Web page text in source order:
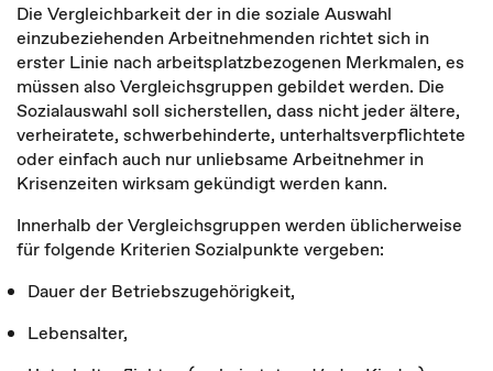
Die Vergleichbarkeit der in die soziale Auswahl
einzubeziehenden Arbeitnehmenden richtet sich in
erster Linie nach arbeitsplatzbezogenen Merkmalen, es
müssen also Vergleichsgruppen gebildet werden. Die
Sozialauswahl soll sicherstellen, dass nicht jeder ältere,
verheiratete, schwerbehinderte, unterhaltsverpflichtete
oder einfach auch nur unliebsame Arbeitnehmer in
Krisenzeiten wirksam gekündigt werden kann.
Innerhalb der Vergleichsgruppen werden üblicherweise
für folgende Kriterien Sozialpunkte vergeben:
Dauer der Betriebszugehörigkeit,
Lebensalter,